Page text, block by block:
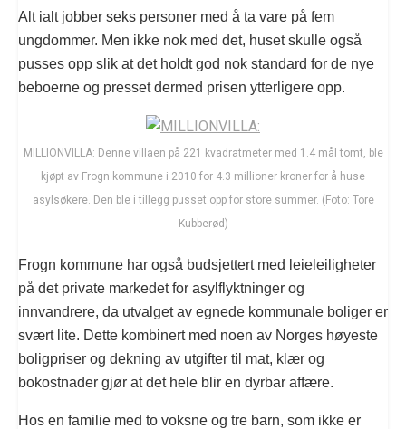
Alt ialt jobber seks personer med å ta vare på fem
ungdommer. Men ikke nok med det, huset skulle også
pusses opp slik at det holdt god nok standard for de nye
beboerne og presset dermed prisen ytterligere opp.
MILLIONVILLA: Denne villaen på 221 kvadratmeter med 1.4 mål tomt, ble
kjøpt av Frogn kommune i 2010 for 4.3 millioner kroner for å huse
asylsøkere. Den ble i tillegg pusset opp for store summer. (Foto: Tore
Kubberød)
Frogn kommune har også budsjettert med leieleiligheter
på det private markedet for asylflyktninger og
innvandrere, da utvalget av egnede kommunale boliger er
svært lite. Dette kombinert med noen av Norges høyeste
boligpriser og dekning av utgifter til mat, klær og
bokostnader gjør at det hele blir en dyrbar affære.
Hos en familie med to voksne og tre barn, som ikke er